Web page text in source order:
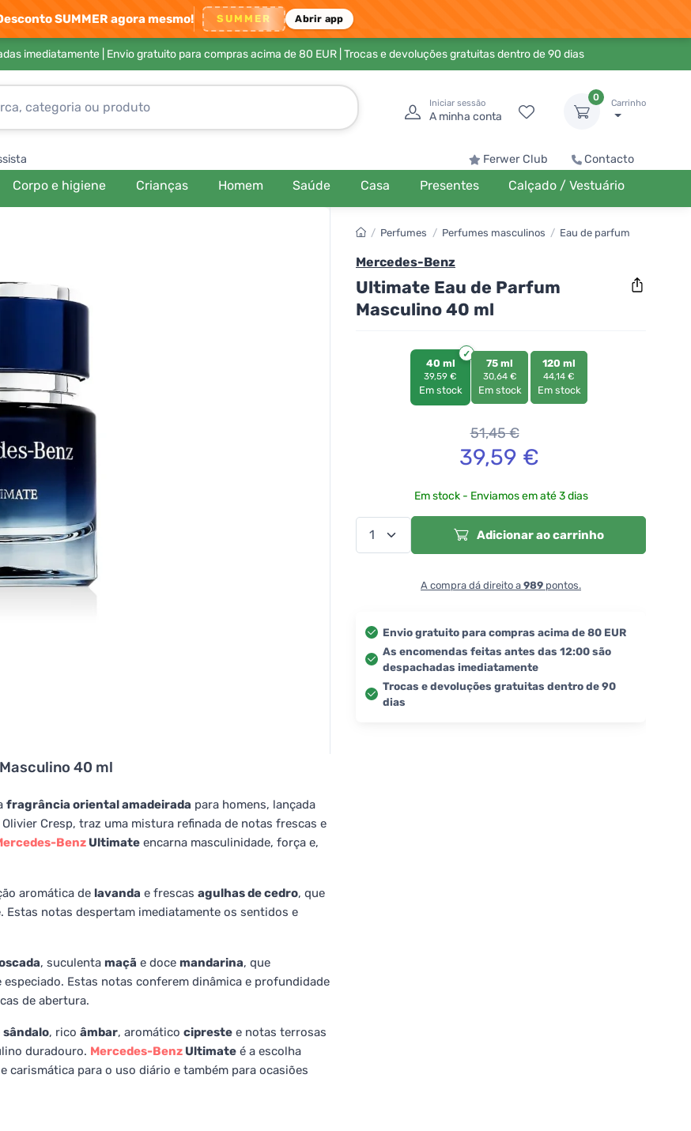
SUMMER agora mesmo! SUMMER Abrir app
imediatamente | Envio gratuito para compras acima de 80 EUR| Trocas e devoluções gratuitas dentro de 90 dias
Iniciar sessão
A minha conta
0
Carrinho
Ferwer Club Contacto
Corpo e higiene Crianças Homem Saúde Casa Presentes Calçado / Vestuário
40 ml
fragrância oriental amadeirada para homens, lançada
Cresp, traz uma mistura refinada de notas frescas e
Benz Ultimate encarna masculinidade, força e,
aromática de lavanda e frescas agulhas de cedro, que
notas despertam imediatamente os sentidos e
, suculenta maçã e doce mandarina, que
Estas notas conferem dinâmica e profundidade
de abertura.
sândalo, rico âmbar, aromático cipreste e notas terrosas
duradouro. Mercedes-Benz Ultimate é a escolha
carismática para o uso diário e também para ocasiões
/ Perfumes / Perfumes masculinos / Eau de parfum
Mercedes-Benz
Ultimate Eau de Parfum
Masculino 40 ml
40 ml
39,59 €
Em stock
75 ml
30,64 €
Em stock
120 ml
44,14 €
Em stock
51,45€
39,59 €
Em stock - Enviamos em até 3 dias
Adicionar ao carrinho
A compra dá direito a 989 pontos.
Envio gratuito para compras acima de 80 EUR
As encomendas feitas antes das 12:00 são
despachadas imediatamente
Trocas e devoluções gratuitas dentro de 90
dias